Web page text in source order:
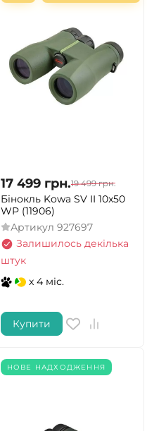
17 499 грн.19 499 грн.
Бінокль Kowa SV II 10x50
WP (11906)
Артикул 927697
Залишилось декілька
штук
x 4 міс.
Купити
НОВЕ НАДХОДЖЕННЯ